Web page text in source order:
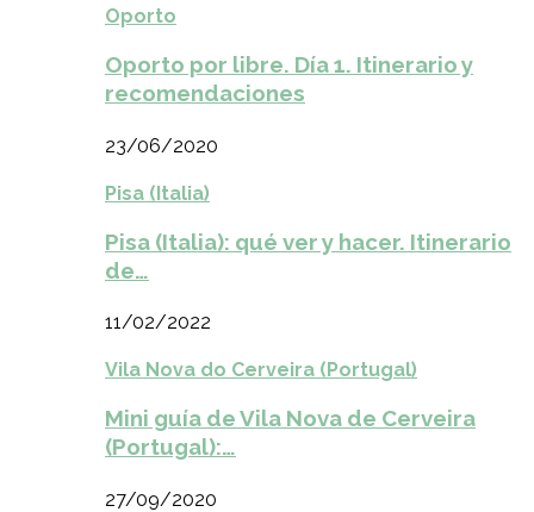
Oporto
Oporto por libre. Día 1. Itinerario y
recomendaciones
23/06/2020
Pisa (Italia)
Pisa (Italia): qué ver y hacer. Itinerario
de…
11/02/2022
Vila Nova do Cerveira (Portugal)
Mini guía de Vila Nova de Cerveira
(Portugal):…
27/09/2020